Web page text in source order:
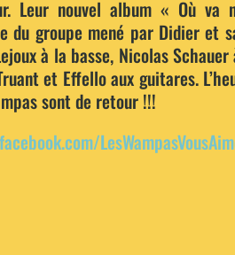
Leur nouvel album « Où
du groupe mené par Didier et
à la basse, Nicolas
et Effello aux guitares.
sont de retour !!!